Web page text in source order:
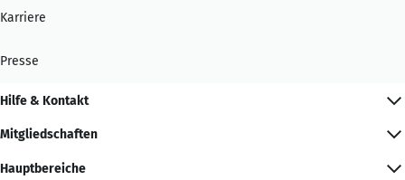
Karriere
Presse
Hilfe & Kontakt
Mitgliedschaften
Hauptbereiche